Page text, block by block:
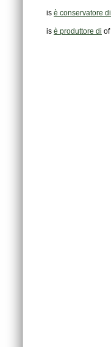
is è conservatore di
is è produttore di of